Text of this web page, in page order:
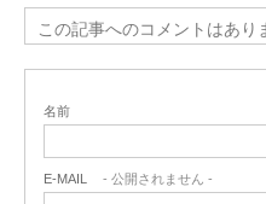
この記事へのコメントはあり
名前
E-MAIL - 公開されません -